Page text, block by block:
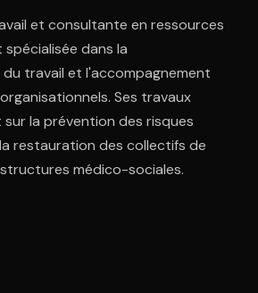
photo, pointe sur le code. C'est gratuit à
et consultante en ressources
spécialisée dans la
travail et l'accompagnement
Ses travaux
la prévention des risques
restauration des collectifs de
médico-sociales.